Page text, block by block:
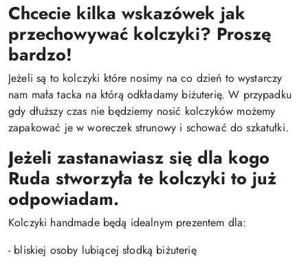
Chcecie kilka wskazówek jak
przechowywać kolczyki? Proszę
bardzo!
Jeżeli są to kolczyki które nosimy na co dzień to wystarczy
nam mała tacka na którą odkładamy biżuterię. W przypadku
gdy dłuższy czas nie będziemy nosić kolczyków możemy
zapakować je w woreczek strunowy i schować do szkatułki.
Jeżeli zastanawiasz się dla kogo
Ruda stworzyła te kolczyki to już
odpowiadam.
Kolczyki handmade będą idealnym prezentem dla:
- bliskiej osoby lubiącej słodką biżuterię